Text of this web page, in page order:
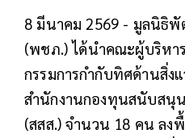
8 มีนาคม 2569 - มูลนิธิ
(พชภ.) ได้นำคณะผู้บริหา
กรรมการกำกับทิศด้านสิ่
สำนักงานกองทุนสนับสนุน
(สสส.) จำนวน 18 คน ล